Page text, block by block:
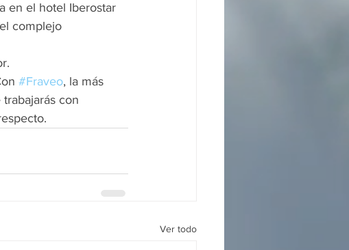
en el hotel Iberostar
complejo
#Fraveo, la más
con
Ver todo